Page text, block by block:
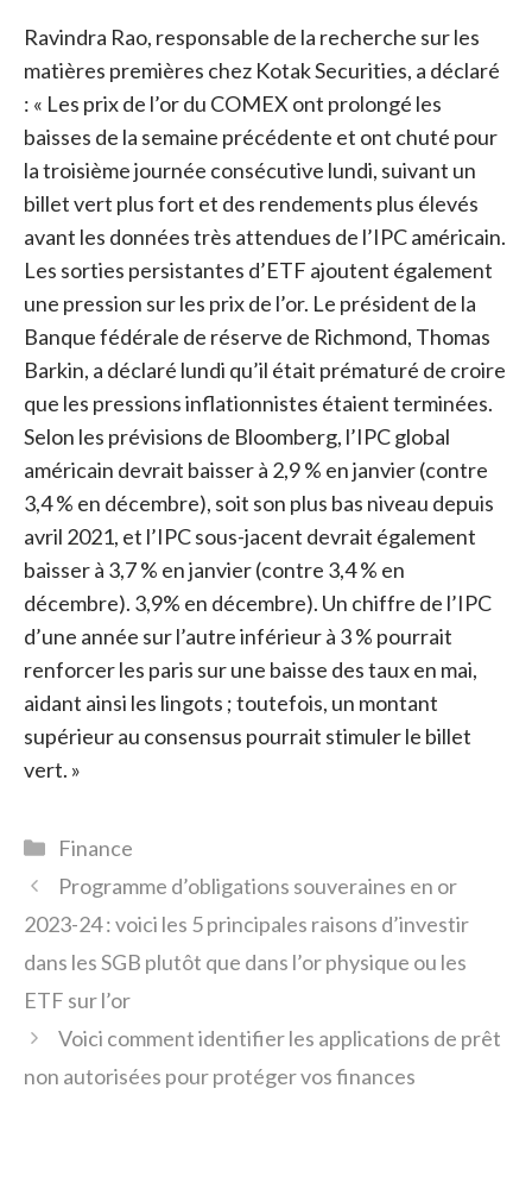
Ravindra Rao, responsable de la recherche sur les
matières premières chez Kotak Securities, a déclaré
: « Les prix de l’or du COMEX ont prolongé les
baisses de la semaine précédente et ont chuté pour
la troisième journée consécutive lundi, suivant un
billet vert plus fort et des rendements plus élevés
avant les données très attendues de l’IPC américain.
Les sorties persistantes d’ETF ajoutent également
une pression sur les prix de l’or. Le président de la
Banque fédérale de réserve de Richmond, Thomas
Barkin, a déclaré lundi qu’il était prématuré de croire
que les pressions inflationnistes étaient terminées.
Selon les prévisions de Bloomberg, l’IPC global
américain devrait baisser à 2,9 % en janvier (contre
3,4 % en décembre), soit son plus bas niveau depuis
avril 2021, et l’IPC sous-jacent devrait également
baisser à 3,7 % en janvier (contre 3,4 % en
décembre). 3,9% en décembre). Un chiffre de l’IPC
d’une année sur l’autre inférieur à 3 % pourrait
renforcer les paris sur une baisse des taux en mai,
aidant ainsi les lingots ; toutefois, un montant
supérieur au consensus pourrait stimuler le billet
vert. »
Catégories
Finance
Programme d’obligations souveraines en or
2023-24 : voici les 5 principales raisons d’investir
dans les SGB plutôt que dans l’or physique ou les
ETF sur l’or
Voici comment identifier les applications de prêt
non autorisées pour protéger vos finances